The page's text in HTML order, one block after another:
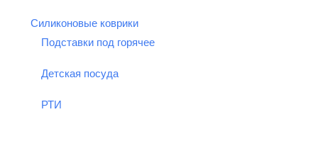
Силиконовые коврики
Подставки под горячее
Детская посуда
РТИ